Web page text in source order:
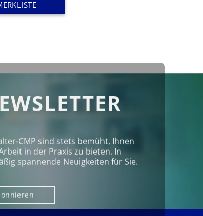
sind stets bemüht, Ihnen
in der Praxis zu bieten. In
spannende Neuigkeiten für Sie.